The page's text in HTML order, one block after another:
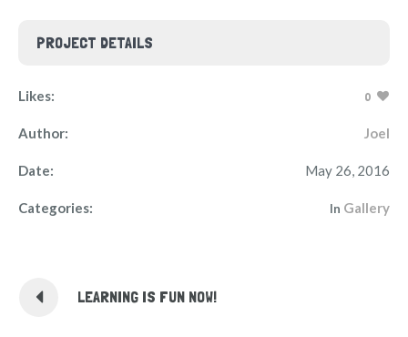
PROJECT DETAILS
Likes: 0
Author: Joel
Date: May 26, 2016
Categories: In Gallery
LEARNING IS FUN NOW!